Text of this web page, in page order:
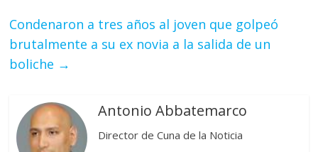
Condenaron a tres años al joven que golpeó
brutalmente a su ex novia a la salida de un
boliche →
Antonio Abbatemarco
Director de Cuna de la Noticia